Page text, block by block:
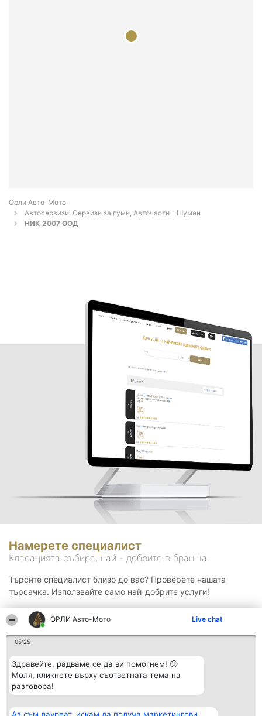
ОРЛИ Aвто-Mото Live chat
05:25
Здравейте, радваме се да ви помогнем! 🙂
Моля, кликнете върху съответната тема на
разговора!
Орли Aвто-Mото
Автосервизи, Сервизи за гуми, Авточасти - Шумен
НИК 2007 ООД
Намерете специалист
Класацията събира, най - добрите в бранша.
Търсите специалист близо до вас? Проверете нашата
търсачка. Използвайте само най-добрите услуги!